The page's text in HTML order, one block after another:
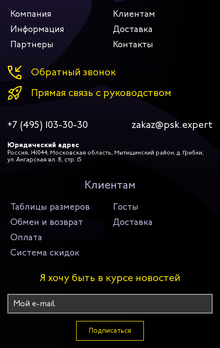
Компания
Клиентам
Информация
Доставка
Партнеры
Контакты
Обратный звонок
Прямая связь с руководством
+7 (495) 103-30-30 zakaz@psk.expert
Юридический адрес
Россия, 141044, Московская область, Мытищинский район, д. Грибки,
ул. Ангарская вл. 8, стр. 15
Клиентам
Таблицы размеров
Госты
Обмен и возврат
Доставка
Оплата
Система скидок
Я хочу быть в курсе новостей
Подписаться